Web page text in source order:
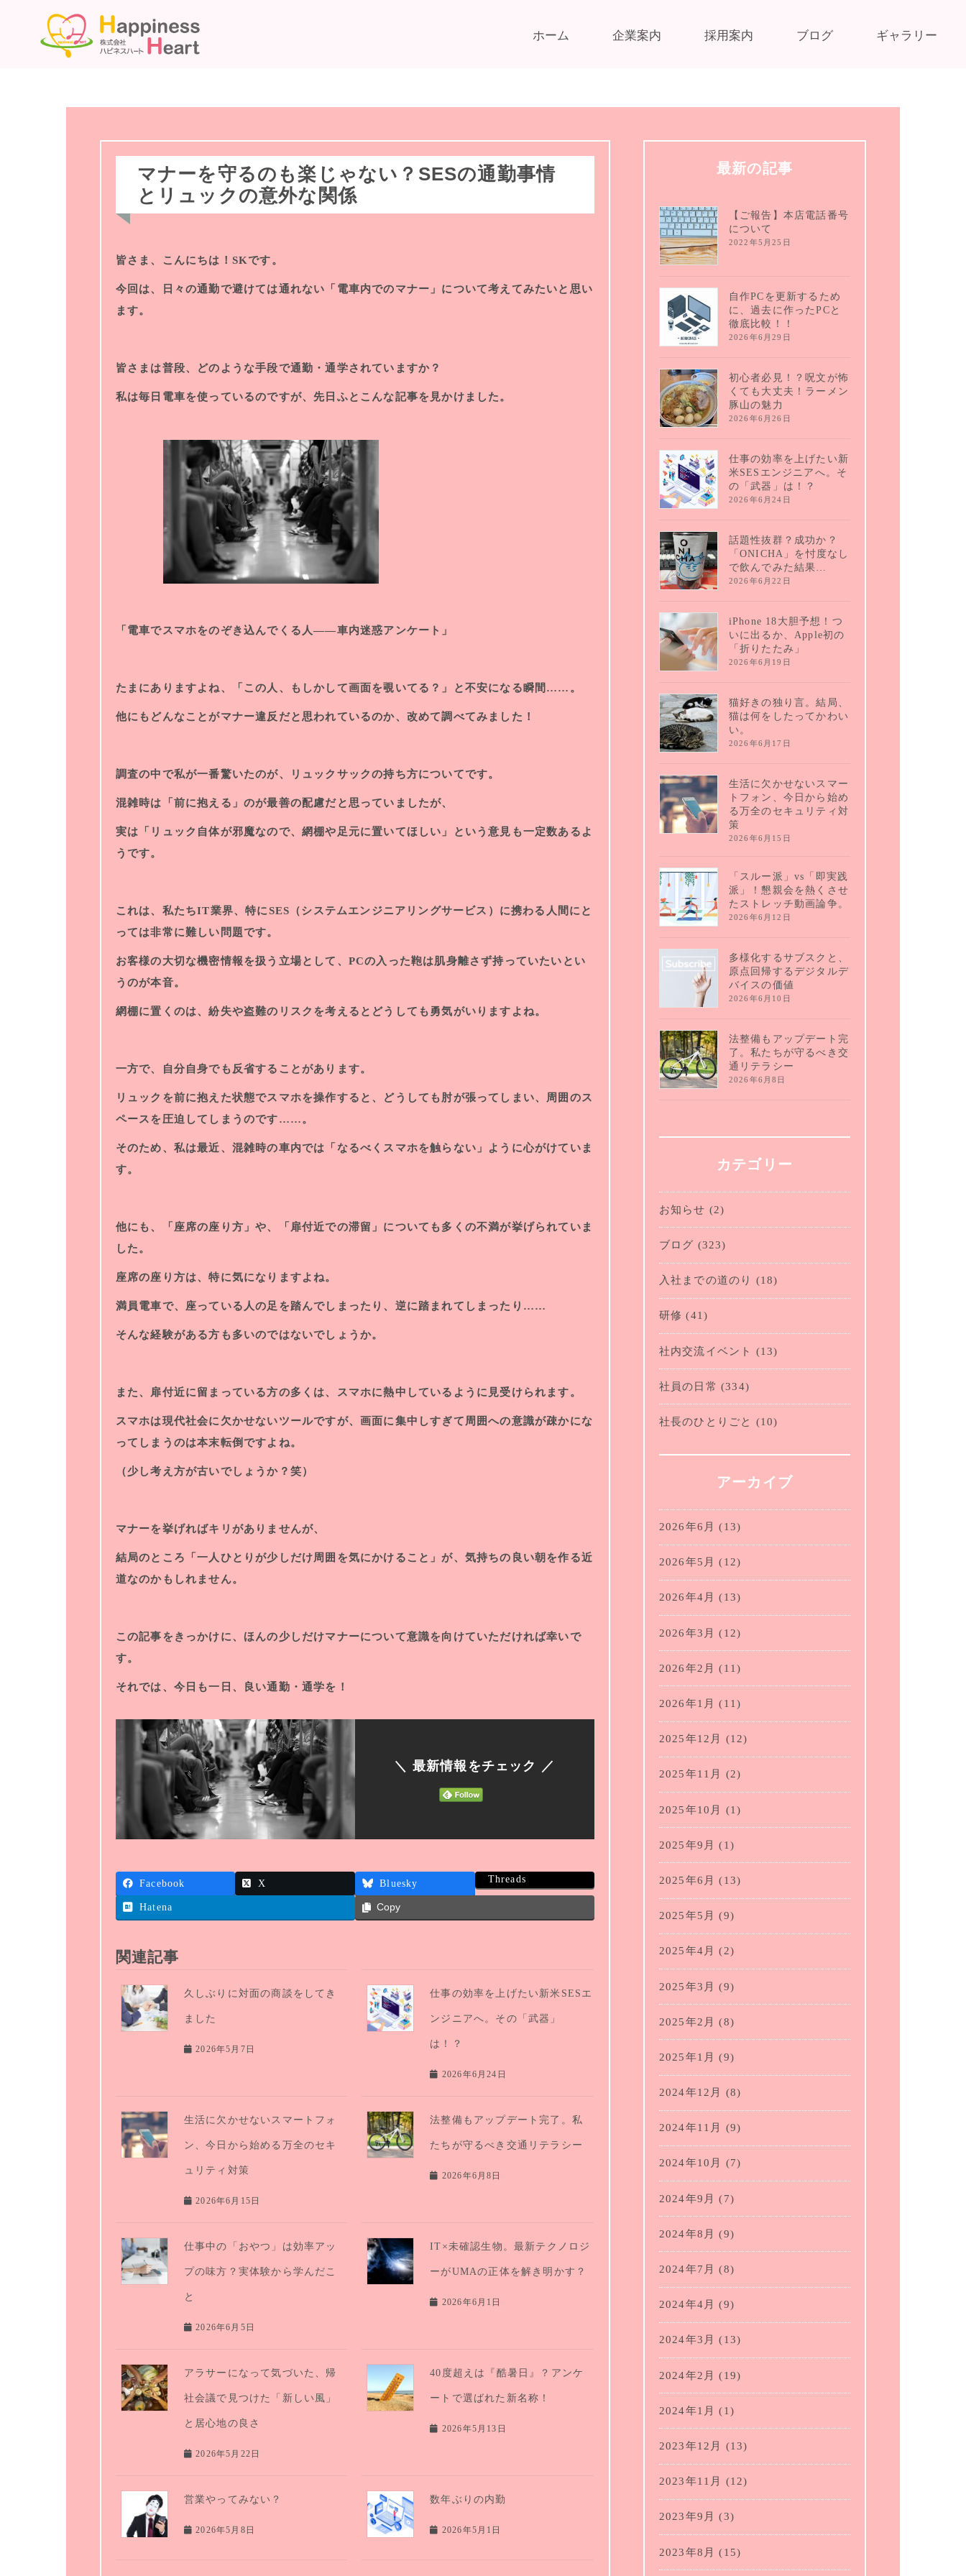
ホーム 企業案内 採用案内 ブログ ギャラリー
マナーを守るのも楽じゃない？SESの通勤事情
とリュックの意外な関係
皆さま、こんにちは！SKです。
今回は、日々の通勤で避けては通れない「電車内でのマナー」について考えてみたいと思い
ます。
皆さまは普段、どのような手段で通勤・通学されていますか？
私は毎日電車を使っているのですが、先日ふとこんな記事を見かけました。
「電車でスマホをのぞき込んでくる人――車内迷惑アンケート」
たまにありますよね、「この人、もしかして画面を覗いてる？」と不安になる瞬間……。
他にもどんなことがマナー違反だと思われているのか、改めて調べてみました！
調査の中で私が一番驚いたのが、リュックサックの持ち方についてです。
混雑時は「前に抱える」のが最善の配慮だと思っていましたが、
実は「リュック自体が邪魔なので、網棚や足元に置いてほしい」という意見も一定数あるよ
うです。
これは、私たちIT業界、特にSES（システムエンジニアリングサービス）に携わる人間にと
っては非常に難しい問題です。
お客様の大切な機密情報を扱う立場として、PCの入った鞄は肌身離さず持っていたいとい
うのが本音。
網棚に置くのは、紛失や盗難のリスクを考えるとどうしても勇気がいりますよね。
一方で、自分自身でも反省することがあります。
リュックを前に抱えた状態でスマホを操作すると、どうしても肘が張ってしまい、周囲のス
ペースを圧迫してしまうのです……。
そのため、私は最近、混雑時の車内では「なるべくスマホを触らない」ように心がけていま
す。
他にも、「座席の座り方」や、「扉付近での滞留」についても多くの不満が挙げられていま
した。
座席の座り方は、特に気になりますよね。
満員電車で、座っている人の足を踏んでしまったり、逆に踏まれてしまったり……
そんな経験がある方も多いのではないでしょうか。
また、扉付近に留まっている方の多くは、スマホに熱中しているように見受けられます。
スマホは現代社会に欠かせないツールですが、画面に集中しすぎて周囲への意識が疎かにな
ってしまうのは本末転倒ですよね。
（少し考え方が古いでしょうか？笑）
マナーを挙げればキリがありませんが、
結局のところ「一人ひとりが少しだけ周囲を気にかけること」が、気持ちの良い朝を作る近
道なのかもしれません。
この記事をきっかけに、ほんの少しだけマナーについて意識を向けていただければ幸いで
す。
それでは、今日も一日、良い通勤・通学を！
＼ 最新情報をチェック ／
Facebook X Bluesky Threads
Hatena Copy
関連記事
久しぶりに対面の商談をしてき
ました
2026年5月7日
仕事の効率を上げたい新米SESエ
ンジニアへ。その「武器」
は！？
2026年6月24日
生活に欠かせないスマートフォ
ン、今日から始める万全のセキ
ュリティ対策
2026年6月15日
法整備もアップデート完了。私
たちが守るべき交通リテラシー
2026年6月8日
仕事中の「おやつ」は効率アッ
プの味方？実体験から学んだこ
と
2026年6月5日
IT×未確認生物。最新テクノロジ
ーがUMAの正体を解き明かす？
2026年6月1日
アラサーになって気づいた、帰
社会議で見つけた「新しい風」
と居心地の良さ
2026年5月22日
40度超えは『酷暑日』？アンケ
ートで選ばれた新名称！
2026年5月13日
営業やってみない？
2026年5月8日
数年ぶりの内勤
2026年5月1日
最新の記事
【ご報告】本店電話番号
について
2022年5月25日
自作PCを更新するため
に、過去に作ったPCと
徹底比較！！
2026年6月29日
初心者必見！？呪文が怖
くても大丈夫！ラーメン
豚山の魅力
2026年6月26日
仕事の効率を上げたい新
米SESエンジニアへ。そ
の「武器」は！？
2026年6月24日
話題性抜群？成功か？
「ONICHA」を忖度なし
で飲んでみた結果…
2026年6月22日
iPhone 18大胆予想！つ
いに出るか、Apple初の
「折りたたみ」
2026年6月19日
猫好きの独り言。結局、
猫は何をしたってかわい
い。
2026年6月17日
生活に欠かせないスマー
トフォン、今日から始め
る万全のセキュリティ対
策
2026年6月15日
「スルー派」vs「即実践
派」！懇親会を熱くさせ
たストレッチ動画論争。
2026年6月12日
多様化するサブスクと、
原点回帰するデジタルデ
バイスの価値
2026年6月10日
法整備もアップデート完
了。私たちが守るべき交
通リテラシー
2026年6月8日
カテゴリー
お知らせ (2)
ブログ (323)
入社までの道のり (18)
研修 (41)
社内交流イベント (13)
社員の日常 (334)
社長のひとりごと (10)
アーカイブ
2026年6月 (13)
2026年5月 (12)
2026年4月 (13)
2026年3月 (12)
2026年2月 (11)
2026年1月 (11)
2025年12月 (12)
2025年11月 (2)
2025年10月 (1)
2025年9月 (1)
2025年6月 (13)
2025年5月 (9)
2025年4月 (2)
2025年3月 (9)
2025年2月 (8)
2025年1月 (9)
2024年12月 (8)
2024年11月 (9)
2024年10月 (7)
2024年9月 (7)
2024年8月 (9)
2024年7月 (8)
2024年4月 (9)
2024年3月 (13)
2024年2月 (19)
2024年1月 (1)
2023年12月 (13)
2023年11月 (12)
2023年9月 (3)
2023年8月 (15)